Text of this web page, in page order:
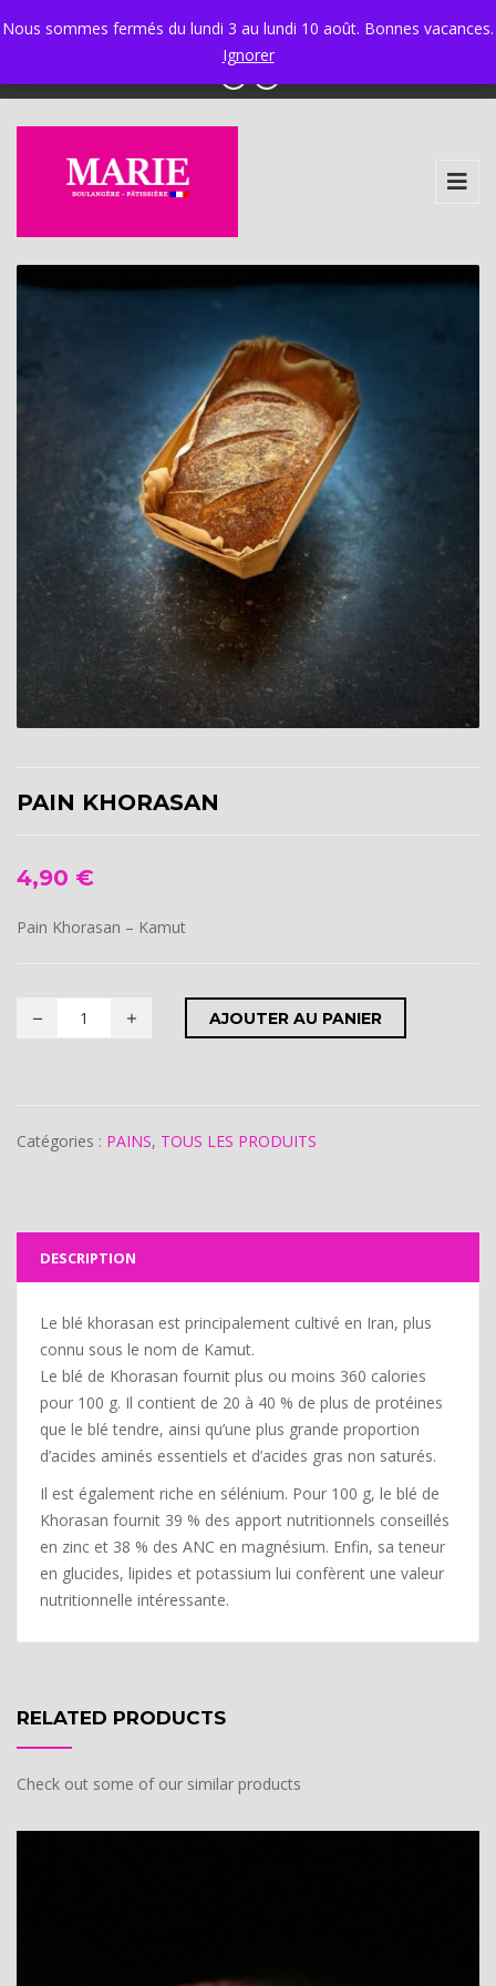
Nous sommes fermés du lundi 3 au lundi 10 août. Bonnes vacances.
Ignorer
Ixelles 02 534 34 97 - Ganshoren 02 425 58 30
|
info@boulangerie-marie.be
PAIN KHORASAN
4,90 €
Pain Khorasan – Kamut
AJOUTER AU PANIER
Catégories : PAINS, TOUS LES PRODUITS
DESCRIPTION
Le blé khorasan est principalement cultivé en Iran, plus
connu sous le nom de Kamut.
Le blé de Khorasan fournit plus ou moins 360 calories
pour 100 g. Il contient de 20 à 40 % de plus de protéines
que le blé tendre, ainsi qu’une plus grande proportion
d’acides aminés essentiels et d’acides gras non saturés.
Il est également riche en sélénium. Pour 100 g, le blé de
Khorasan fournit 39 % des apport nutritionnels conseillés
en zinc et 38 % des ANC en magnésium. Enfin, sa teneur
en glucides, lipides et potassium lui confèrent une valeur
nutritionnelle intéressante.
RELATED PRODUCTS
Check out some of our similar products
Personnes
33,00€ + AJOUTER